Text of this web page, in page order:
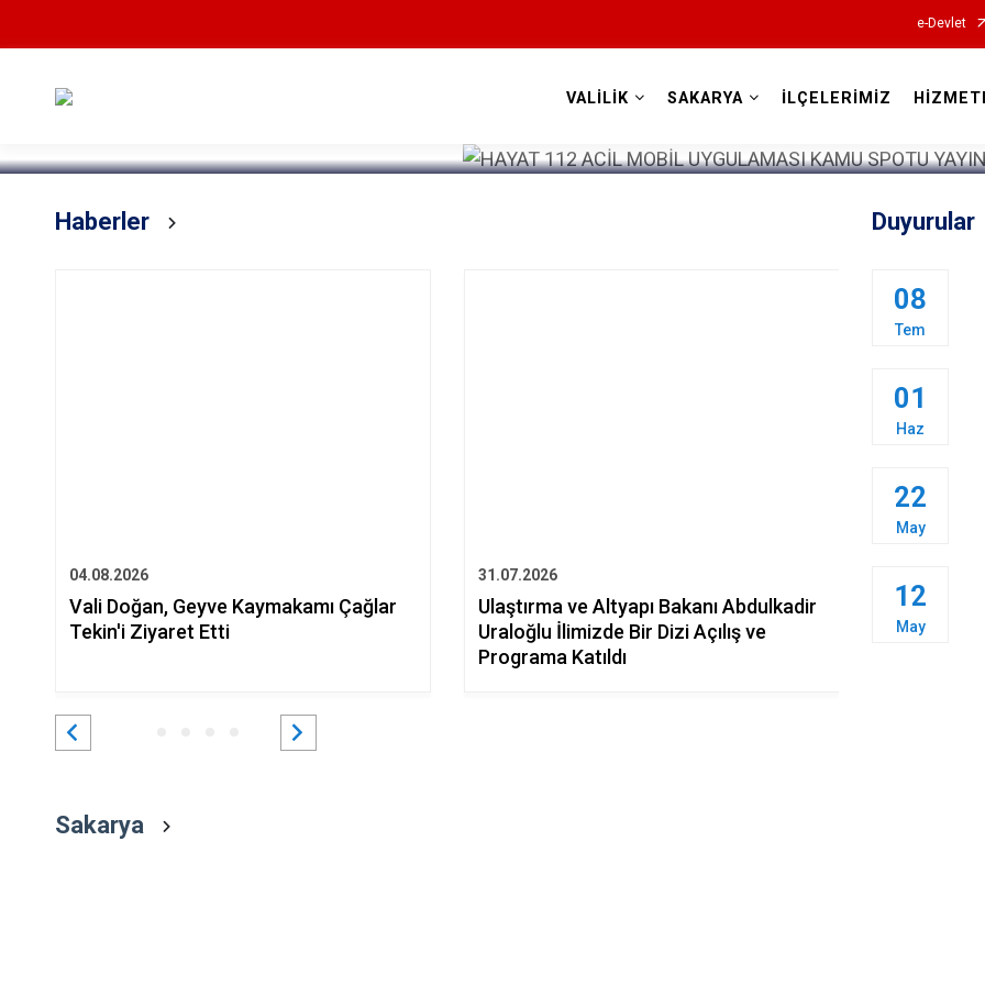
e-Devlet
VALİLİK SAKARYA İLÇELERİMİZ
Haberler
04.08.2026
Vali Doğan, Geyve Kaymakamı Çağlar
Tekin'i Ziyaret Etti
31.07.2026
Ulaştırma ve Altyapı Bakanı Abdulkadir
Uraloğlu İlimizde Bir Dizi Açılış ve
Programa Katıldı
Vali
Duyurular
08
Tem
01
Haz
22
May
12
May
Sakarya